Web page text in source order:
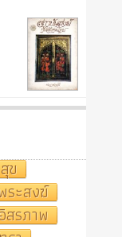
ข
ระสงฆ์
สรภาพ